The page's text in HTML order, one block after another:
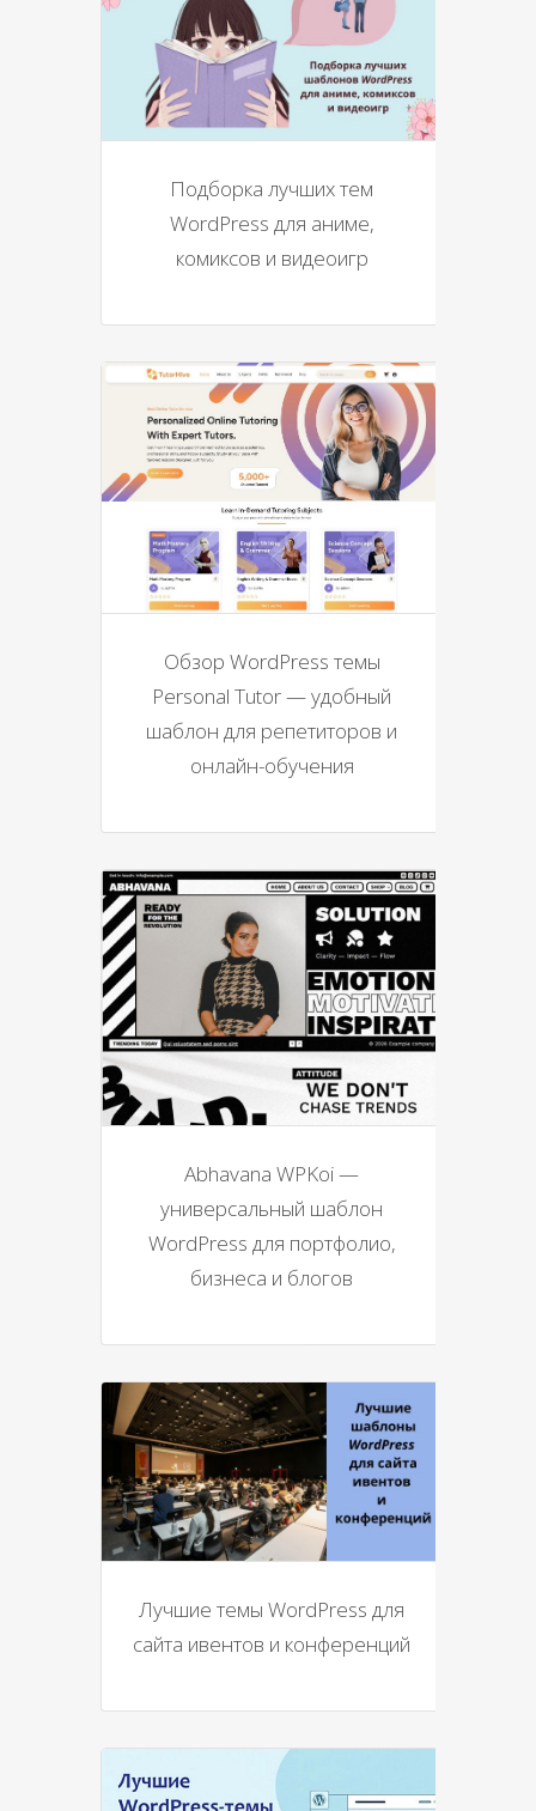
Подборка лучших тем
WordPress для аниме,
комиксов и видеоигр
Обзор WordPress темы
Personal Tutor — удобный
шаблон для репетиторов и
онлайн-обучения
Abhavana WPKoi —
универсальный шаблон
WordPress для портфолио,
бизнеса и блогов
Лучшие темы WordPress для
сайта ивентов и конференций